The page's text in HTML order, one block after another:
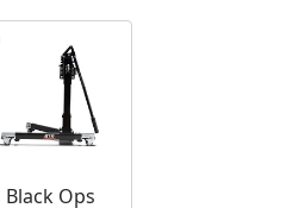
Black Ops